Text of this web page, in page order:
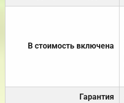
В стоимость включена
Гарантия